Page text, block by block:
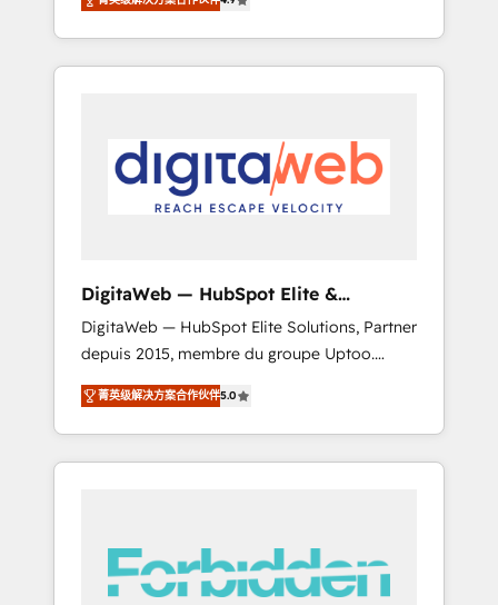
industries. With 150+ HubSpot-certified
experts, we deliver scalable solutions to
complex GTM and RevOps challenges. Our
smooth setup tailored to your GTM motion.
🔹 Migrations: Move from other CRMs to
HubSpot without data loss or downtime. 🔹
stack for better adoption. 🔹 Custom
Solutions: Build tailored apps, workflows, and
configurations. We are SOC 2 Type II and ISO
27001 certified, reinforcing our commitment
to data security and compliance. At
OneMetric, we help revenue teams focus on
the OneMetric that matters most: revenue.
DigitaWeb — HubSpot Elite &
Intégrations ERP
DigitaWeb — HubSpot Elite Solutions, Partner
depuis 2015, membre du groupe Uptoo.
Nous aidons les ETI et PME B2B à unifier
Marketing, Ventes et Service sur HubSpot
grâce à la Revenue Architecture : alignement
des équipes, pipeline prévisible, croissance
Shopify, Oneflow. 💻 Développements
custom : CRM UI Extensions (React),
菁英级解决方案合作伙伴5.0